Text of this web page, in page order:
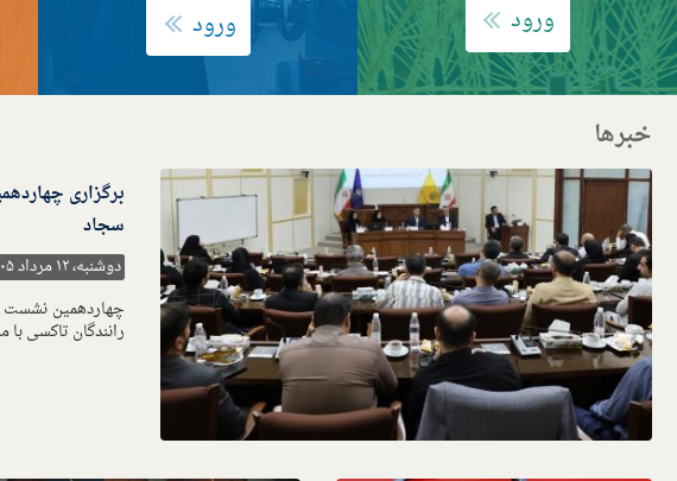
ورود ورود
خبرها
برگزاری
سجاد
دوشنبه، ۱۲ مرداد ۰۵
چهاردهمین
رانندگان تاکسی